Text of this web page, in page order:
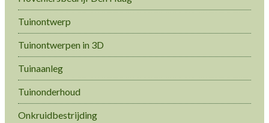
Tuinontwerp
Tuinontwerpen in 3D
Tuinaanleg
Tuinonderhoud
Onkruidbestrijding